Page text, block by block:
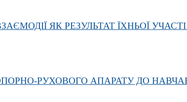
ЯК РЕЗУЛЬТАТ ЇХНЬОЇ
РУХОВОГО АПАРАТУ ДО